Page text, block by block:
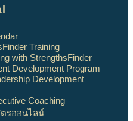
Training
with StrengthsFinder
Development Program
Development
Coaching
ตรออนไลน์